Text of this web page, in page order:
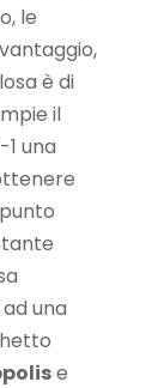
le
è di
il
una
una
e